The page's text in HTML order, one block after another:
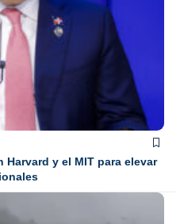
y el MIT para elevar